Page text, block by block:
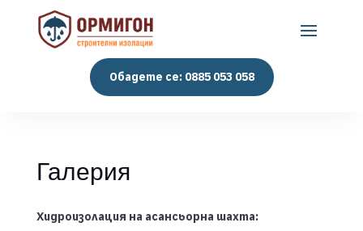
Обадете се: 0885 053 058
Галерия
Хидроизолация на асансьорна шахта: